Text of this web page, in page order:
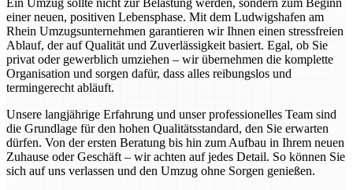
Ein Umzug sollte nicht zur Belastung werden, sondern zum Beginn
einer neuen, positiven Lebensphase. Mit dem Ludwigshafen am
Rhein Umzugsunternehmen garantieren wir Ihnen einen stressfreien
Ablauf, der auf Qualität und Zuverlässigkeit basiert. Egal, ob Sie
privat oder gewerblich umziehen – wir übernehmen die komplette
Organisation und sorgen dafür, dass alles reibungslos und
termingerecht abläuft.
Unsere langjährige Erfahrung und unser professionelles Team sind
die Grundlage für den hohen Qualitätsstandard, den Sie erwarten
dürfen. Von der ersten Beratung bis hin zum Aufbau in Ihrem neuen
Zuhause oder Geschäft – wir achten auf jedes Detail. So können Sie
sich auf uns verlassen und den Umzug ohne Sorgen genießen.